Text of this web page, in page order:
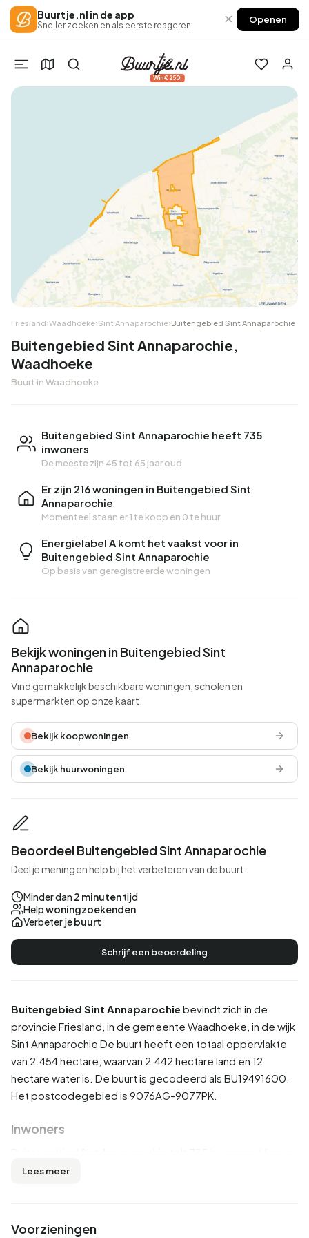
Buurtje.nl in de app
Sneller zoeken en als eerste reageren × Openen
Win €250!
Friesland›Waadhoeke›Sint Annaparochie›Buitengebied Sint Annaparochie
Buitengebied Sint Annaparochie,
Waadhoeke
Buurt in Waadhoeke
Buitengebied Sint Annaparochie heeft 735
inwoners
De meeste zijn 45 tot 65 jaar oud
Er zijn 216 woningen in Buitengebied Sint
Annaparochie
Momenteel staan er1 te koop en 0 te huur
Energielabel A komt het vaakst voor in
Buitengebied Sint Annaparochie
Op basis van geregistreerde woningen
Buitengebied Sint Annaparochie bevindt zich in de
provincie Friesland , in de gemeente Waadhoeke , in de wijk
Sint Annaparochie De buurt heeft een totaal oppervlakte
van 2.454 hectare, waarvan 2.442 hectare land en 12
hectare water is. De buurt is gecodeerd als BU19491600.
Het postcodegebied is 9076AG-9077PK.
Inwoners
is 61,2% man en 39,5% vrouw. De meeste inwoners zijn 45
Lees meer
Voorzieningen
Bekijk woningen in Buitengebied Sint
Annaparochie
Vind gemakkelijk beschikbare woningen, scholen en
supermarkten op onze kaart.
Bekijk koopwoningen
Bekijk huurwoningen
Beoordeel Buitengebied Sint Annaparochie
Deel je mening en help bij het verbeteren van de buurt.
Minder dan 2 minutentijd
Helpwoningzoekenden
Verbeter jebuurt
Schrijf een beoordeling